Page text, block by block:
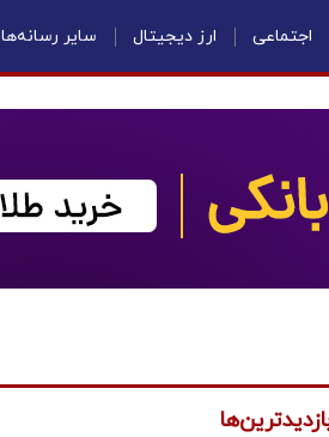
اجتماعی ارز دیجیتال سایر رسانه‌ها